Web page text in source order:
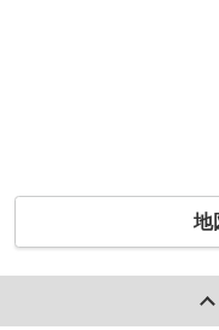
地